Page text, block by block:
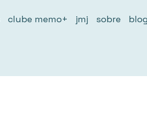
clube memo+ jmj sobre blog